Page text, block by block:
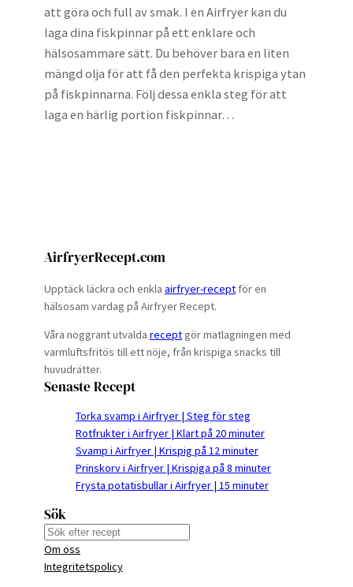
att göra och full av smak. I en Airfryer kan du
laga dina fiskpinnar på ett enklare och
hälsosammare sätt. Du behöver bara en liten
mängd olja för att få den perfekta krispiga ytan
på fiskpinnarna. Följ dessa enkla steg för att
laga en härlig portion fiskpinnar…
AirfryerRecept.com
Upptäck läckra och enkla airfryer-recept för en
hälsosam vardag på Airfryer Recept.
Våra noggrant utvalda receptgör matlagningen med
varmluftsfritös till ett nöje, från krispiga snacks till
huvudrätter.
Senaste Recept
Torka svamp i Airfryer | Steg för steg
Rotfrukter i Airfryer | Klart på 20 minuter
Svamp i Airfryer | Krispig på 12 minuter
Prinskorv i Airfryer | Krispiga på 8 minuter
Frysta potatisbullar i Airfryer | 15 minuter
Sök
S
e
a
Om oss
Integritetspolicy